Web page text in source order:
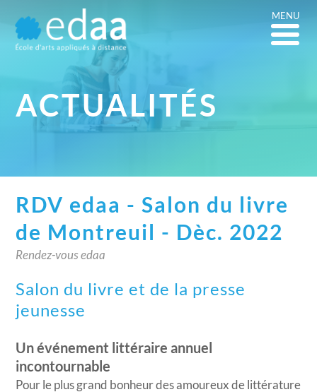
MENU
ACTUALITÉS
RDV edaa - Salon du livre
de Montreuil - Dèc. 2022
Rendez-vous edaa
Salon du livre et de la presse
jeunesse
Un événement littéraire annuel
incontournable
Pour le plus grand bonheur des amoureux de littérature